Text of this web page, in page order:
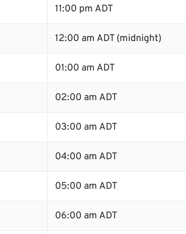
11:00 pm ADT
12:00 am ADT (midnight)
01:00 am ADT
02:00 am ADT
03:00 am ADT
04:00 am ADT
05:00 am ADT
06:00 am ADT